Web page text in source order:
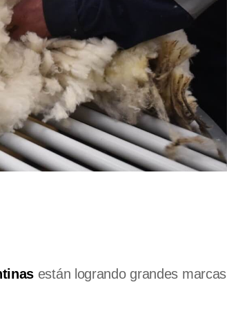
están logrando grandes marcas